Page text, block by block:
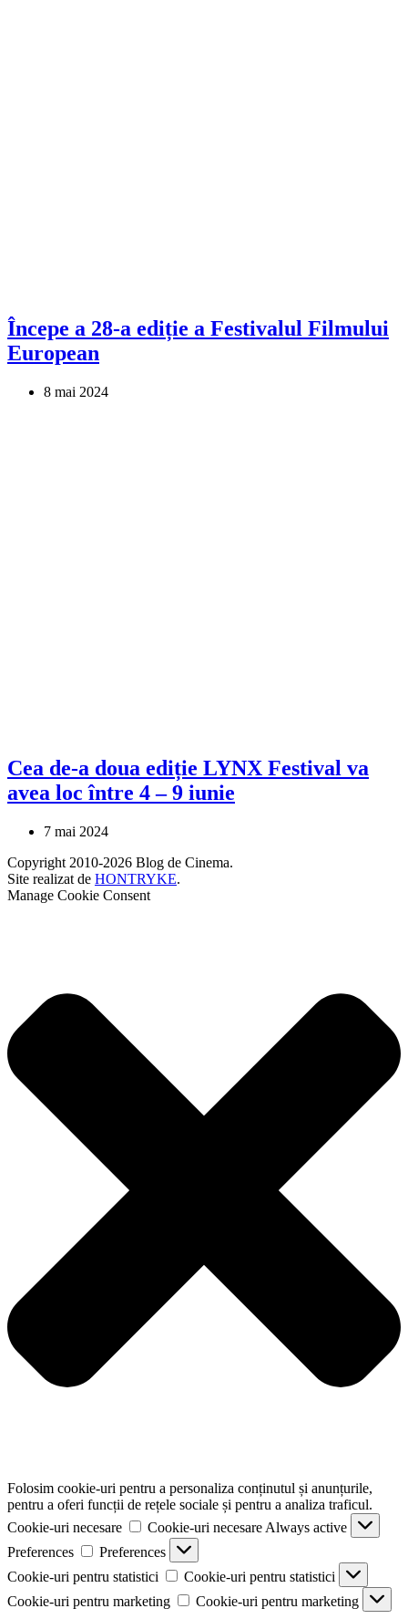
Începe a 28-a ediție a Festivalul Filmului
European
8 mai 2024
Cea de-a doua ediție LYNX Festival va
avea loc între 4 – 9 iunie
7 mai 2024
Copyright 2010-2026 Blog de Cinema.
Site realizat de HONTRYKE.
Manage Cookie Consent
Folosim cookie-uri pentru a personaliza conținutul și anunțurile,
pentru a oferi funcții de rețele sociale și pentru a analiza traficul.
Cookie-uri necesare
Cookie-uri necesare Always active
Preferences
Preferences
Cookie-uri pentru statistici
Cookie-uri pentru statistici
Cookie-uri pentru marketing
Cookie-uri pentru marketing